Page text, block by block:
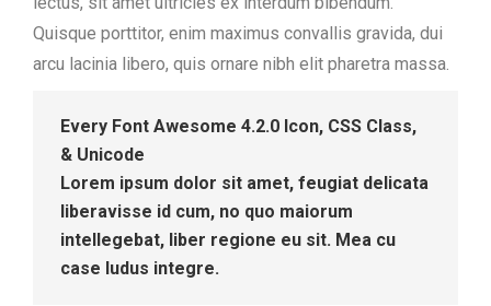
Quisque porttitor, enim maximus convallis gravida, dui
arcu lacinia libero, quis ornare nibh elit pharetra massa.
Every Font Awesome 4.2.0 Icon, CSS Class,
& Unicode
Lorem ipsum dolor sit amet, feugiat delicata
liberavisse id cum, no quo maiorum
intellegebat, liber regione eu sit. Mea cu
case ludus integre.